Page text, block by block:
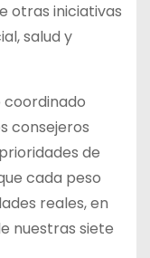
otras iniciativas
salud y
coordinado
consejeros
de
cada peso
reales, en
nuestras siete